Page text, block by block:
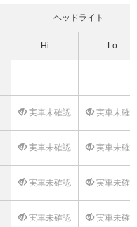
ヘッドライト
Hi Lo
実車未確認 実車未確
実車未確認 実車未確
実車未確認 実車未確
実車未確認 実車未確